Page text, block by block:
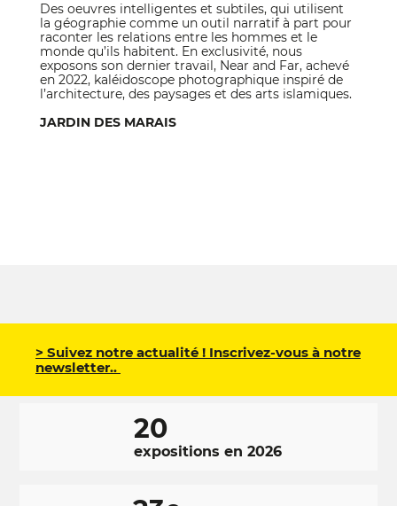
Des oeuvres intelligentes et subtiles, qui utilisent
la géographie comme un outil narratif à part pour
raconter les relations entre les hommes et le
monde qu’ils habitent. En exclusivité, nous
exposons son dernier travail, Near and Far, achevé
en 2022, kaléidoscope photographique inspiré de
l’architecture, des paysages et des arts islamiques.
JARDIN DES MARAIS
> Suivez notre actualité ! Inscrivez-vous à notre
newsletter..
20
expositions en 2026